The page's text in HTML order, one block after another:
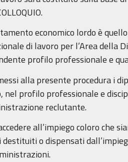
economico lordo è
di lavoro per l’Area della
profilo professionale e
alla presente procedura i
nel profilo professionale e
reclutante.
all’impiego coloro che
o dispensati